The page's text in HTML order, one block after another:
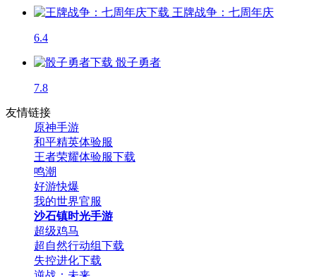
王牌战争：七周年庆
6.4
骰子勇者
7.8
友情链接
原神手游
和平精英体验服
王者荣耀体验服下载
鸣潮
好游快爆
我的世界官服
沙石镇时光手游
超级鸡马
超自然行动组下载
失控进化下载